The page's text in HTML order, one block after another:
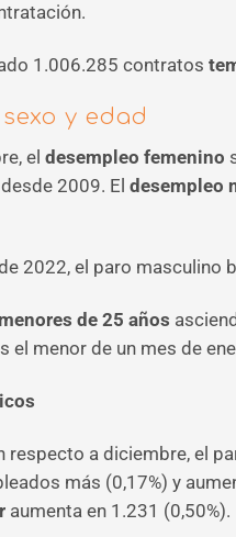
1.006.285 contratos
y edad
el desempleo femenino
2009. El desempleo
2022, el paro masculino
de 25 años
el menor de un mes de
a diciembre, el
más (0,17%) y
aumenta en 1.231 (0,50%).